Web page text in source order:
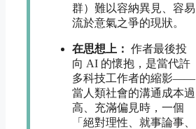
群）難以容納異見、容易
流於意氣之爭的現狀。
在思想上： 作者最後投
向 AI 的懷抱，是當代許
多科技工作者的縮影——
當人類社會的溝通成本過
高、充滿偏見時，一個
「絕對理性、就事論事、